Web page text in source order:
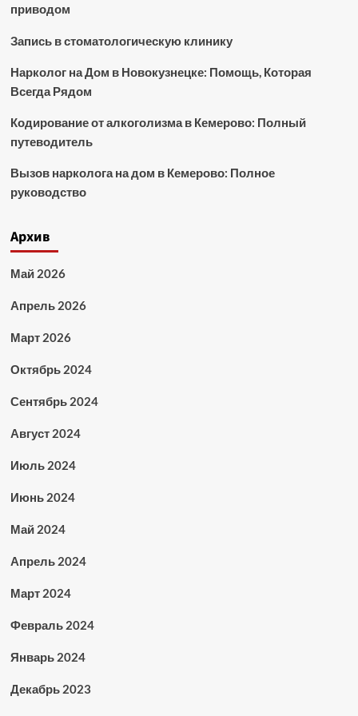
приводом
Запись в стоматологическую клинику
Нарколог на Дом в Новокузнецке: Помощь, Которая
Всегда Рядом
Кодирование от алкоголизма в Кемерово: Полный
путеводитель
Вызов нарколога на дом в Кемерово: Полное
руководство
Архив
Май 2026
Апрель 2026
Март 2026
Октябрь 2024
Сентябрь 2024
Август 2024
Июль 2024
Июнь 2024
Май 2024
Апрель 2024
Март 2024
Февраль 2024
Январь 2024
Декабрь 2023